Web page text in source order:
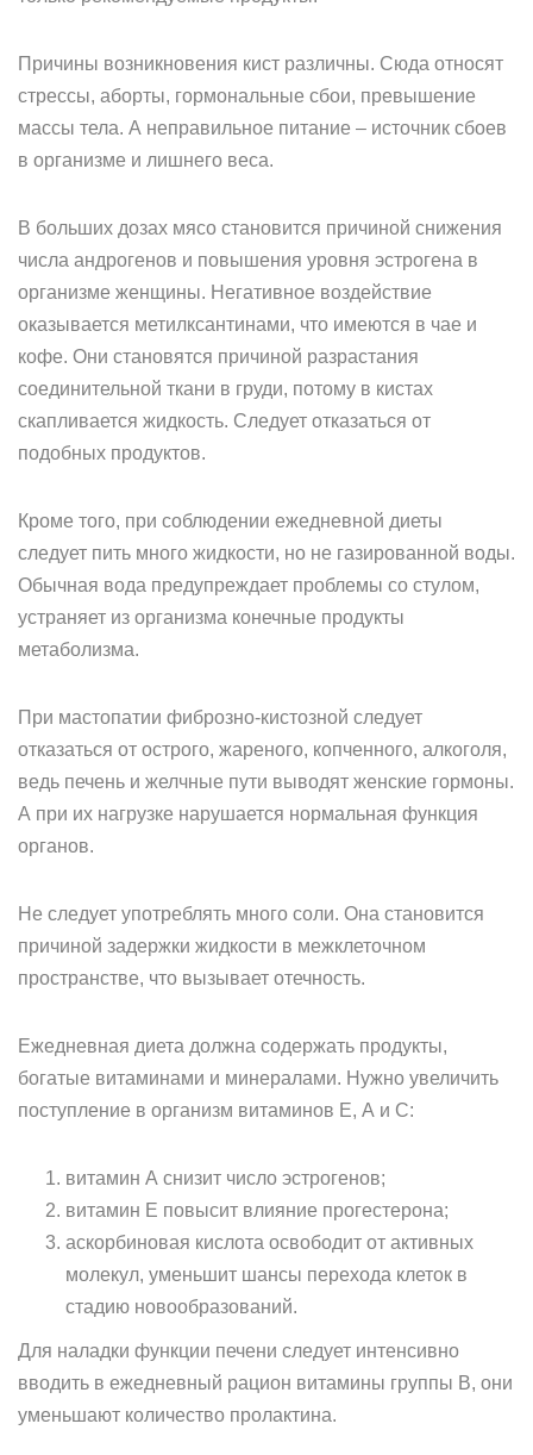
Причины возникновения кист различны. Сюда относят
стрессы, аборты, гормональные сбои, превышение
массы тела. А неправильное питание – источник сбоев
в организме и лишнего веса.
В больших дозах мясо становится причиной снижения
числа андрогенов и повышения уровня эстрогена в
организме женщины. Негативное воздействие
оказывается метилксантинами, что имеются в чае и
кофе. Они становятся причиной разрастания
соединительной ткани в груди, потому в кистах
скапливается жидкость. Следует отказаться от
подобных продуктов.
Кроме того, при соблюдении ежедневной диеты
следует пить много жидкости, но не газированной воды.
Обычная вода предупреждает проблемы со стулом,
устраняет из организма конечные продукты
метаболизма.
При мастопатии фиброзно-кистозной следует
отказаться от острого, жареного, копченного, алкоголя,
ведь печень и желчные пути выводят женские гормоны.
А при их нагрузке нарушается нормальная функция
органов.
Не следует употреблять много соли. Она становится
причиной задержки жидкости в межклеточном
пространстве, что вызывает отечность.
Ежедневная диета должна содержать продукты,
богатые витаминами и минералами. Нужно увеличить
поступление в организм витаминов Е, А и С:
витамин А снизит число эстрогенов;
витамин Е повысит влияние прогестерона;
аскорбиновая кислота освободит от активных
молекул, уменьшит шансы перехода клеток в
стадию новообразований.
Для наладки функции печени следует интенсивно
вводить в ежедневный рацион витамины группы В, они
уменьшают количество пролактина.